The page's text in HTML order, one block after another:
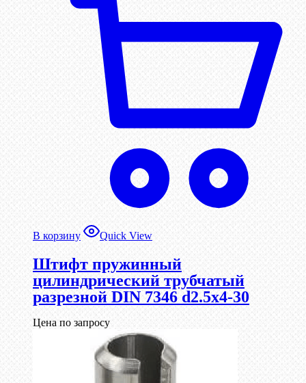
В корзину Quick View
Штифт пружинный
цилиндрический трубчатый
разрезной DIN 7346 d2.5х4-30
Цена по запросу